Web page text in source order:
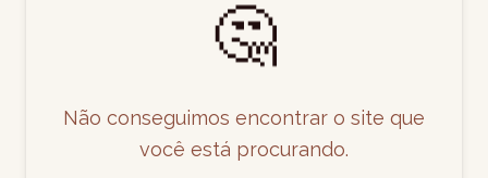
🤔
Não conseguimos encontrar o site que
você está procurando.